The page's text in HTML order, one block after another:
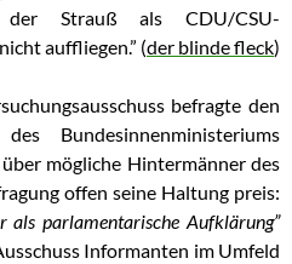
der Strauß als CDU/CSU-
auffliegen.” (der blinde fleck)
befragte den
Bundesinnenministeriums
mögliche Hintermänner des
offen seine Haltung preis:
als parlamentarische Aufklärung”
Informanten im Umfeld